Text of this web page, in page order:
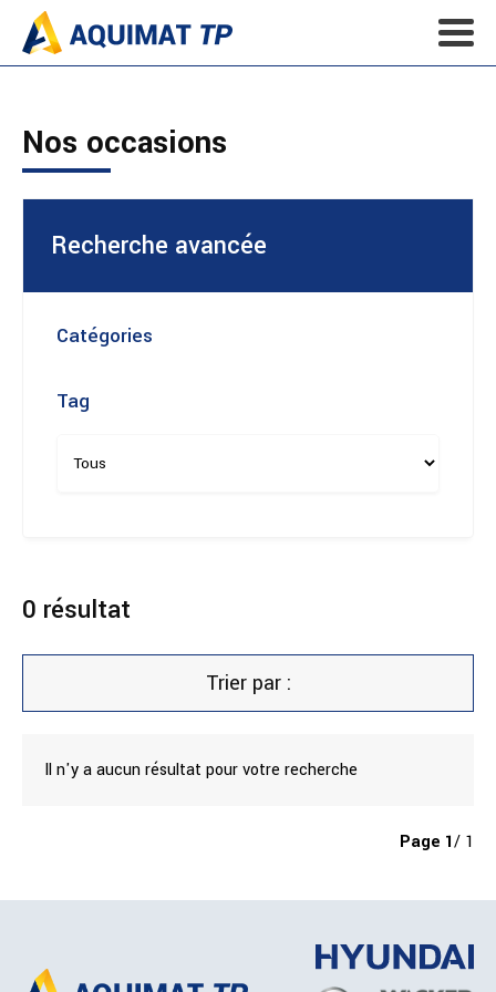
Nos occasions
Recherche avancée
Catégories
Tag
0 résultat
Trier par :
Il n'y a aucun résultat pour votre recherche
Page 1/ 1